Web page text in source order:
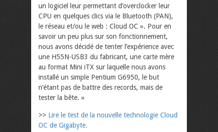
un logiciel leur permettant d’overclocker leur
CPU en quelques clics via le Bluetooth (PAN),
le réseau et/ou le web : Cloud OC ». Pour en
savoir un peu plus sur son fonctionnement,
nous avons décidé de tenter l’expérience avec
une H55N-USB3 du fabricant, une carte mère
au format Mini iTX sur laquelle nous avons
installé un simple Pentium G6950, le but
n’étant pas de battre des records, mais de
tester la bête. »
>> Lire le test de la nouvelle technologie Cloud
OC de Gigabyte.